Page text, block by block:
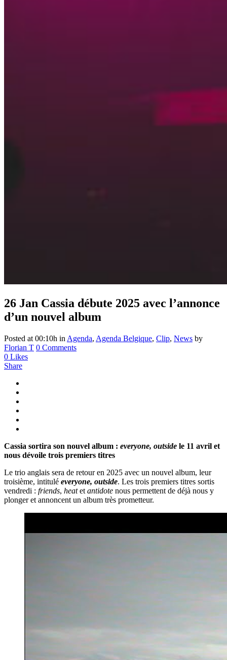
26 Jan Cassia débute 2025 avec l’annonce
d’un nouvel album
Posted at 00:10h in Agenda, Agenda Belgique, Clip, News by
Florian T 0 Comments
0 Likes
Share
Cassia sortira son nouvel album : everyone, outside le 11 avril et
nous dévoile trois premiers titres
Le trio anglais sera de retour en 2025 avec un nouvel album, leur
troisième, intitulé everyone, outside. Les trois premiers titres sortis
vendredi : friends, heatet antidote nous permettent de déjà nous y
plonger et annoncent un album très prometteur.